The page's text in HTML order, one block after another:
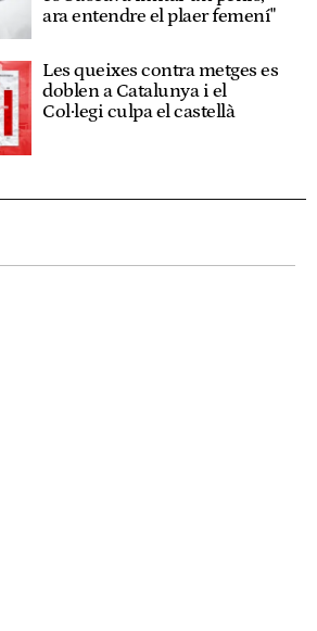
ara entendre el plaer femení"
Les queixes contra metges es
doblen a Catalunya i el
Col·legi culpa el castellà